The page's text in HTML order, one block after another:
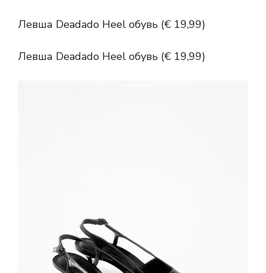
Левша Deadado Heel обувь (€ 19,99)
Левша Deadado Heel обувь (€ 19,99)